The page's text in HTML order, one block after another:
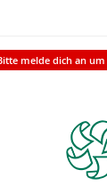
melde dich an um